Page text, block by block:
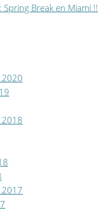
Spring Break en Miami !!
2020
2018
2017